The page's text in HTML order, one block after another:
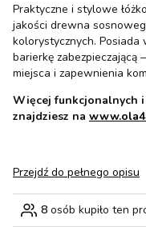
Praktyczne i stylowe
jakości drewna
kolorystycznych. Posiada
barierkę zabezpieczającą
miejsca i zapewnienia
Więcej funkcjonalnych i
znajdziesz na
Przejdź do pełnego opisu
8 osób kupiło ten